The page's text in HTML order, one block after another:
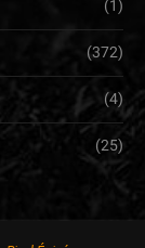
(1)
(372)
(4)
(25)